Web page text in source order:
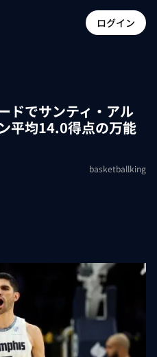
ログイン
ドでサンティ・アル
平均14.0得点の万能
basketballking